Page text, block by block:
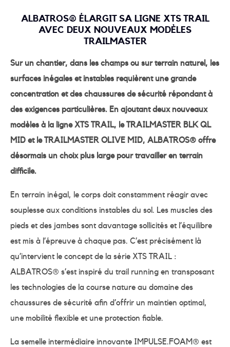
ALBATROS® ÉLARGIT SA LIGNE XTS TRAIL
AVEC DEUX NOUVEAUX MODÈLES
TRAILMASTER
Sur un chantier, dans les champs ou sur terrain naturel, les
surfaces inégales et instables requièrent une grande
concentration et des chaussures de sécurité répondant à
des exigences particulières. En ajoutant deux nouveaux
modèles à la ligne XTS TRAIL, le TRAILMASTER BLK QL
MID et le TRAILMASTER OLIVE MID, ALBATROS® offre
désormais un choix plus large pour travailler en terrain
difficile.
En terrain inégal, le corps doit constamment réagir avec
souplesse aux conditions instables du sol. Les muscles des
pieds et des jambes sont davantage sollicités et l’équilibre
est mis à l’épreuve à chaque pas. C’est précisément là
qu’intervient le concept de la série XTS TRAIL :
ALBATROS® s’est inspiré du trail running en transposant
les technologies de la course nature au domaine des
chaussures de sécurité afin d’offrir un maintien optimal,
une mobilité flexible et une protection fiable.
La semelle intermédiaire innovante IMPULSE.FOAM® est